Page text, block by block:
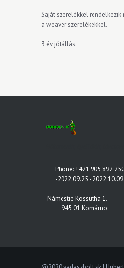
Saját szerelékkel
a weaver szerelékekkel.
3 év jótállás.
Phone: +421 905 892
-2022.09.25 -
Námestie Kossutha 1,
945 01 Komárno